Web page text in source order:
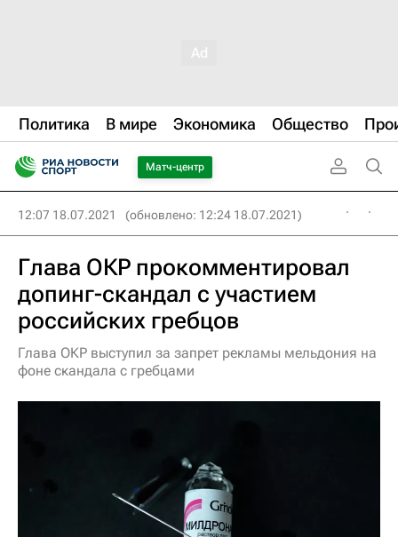
Политика В мире Экономика Общество
Матч-центр
12:07 18.07.2021 (обновлено: 12:24 18.07.2021)
Глава ОКР прокомментировал
допинг-скандал с участием
российских гребцов
Глава ОКР выступил за запрет рекламы мельдония на
фоне скандала с гребцами